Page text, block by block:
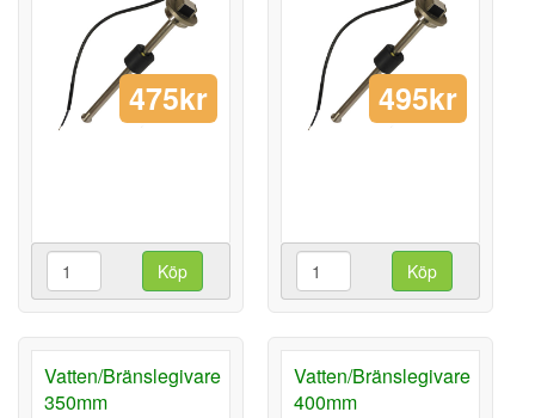
475kr
Köp
495kr
Köp
Vatten/Bränslegivare
350mm
Vatten/Bränslegivare
400mm